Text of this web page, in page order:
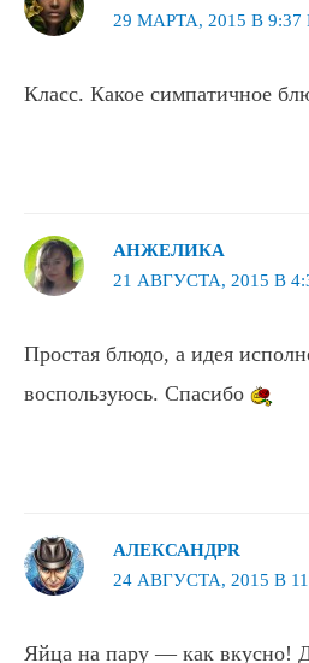
29 МАРТА, 2015 В
Класс. Какое симпатичное
АНЖЕЛИКА
21 АВГУСТА, 2015 В
Простая блюдо, а идея
воспользуюсь. Спасибо
АЛЕКСАНДРR
24 АВГУСТА, 2015 В
Яйца на пару — как вкусно!